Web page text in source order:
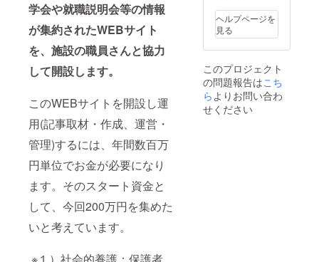
学会や就職説明会等の情報
が集約されたWEBサイト
を、施設の職員さんと協力
して開設します。
このWEBサイトを開設し運
用(記事取材・作成、運営・
管理)するには、年間数百万
円単位でお金が必要になり
ます。そのスタート資金と
して、今回200万円を集めた
いと考えています。
いただ
きま
す。交
通費は
が負担
しま
す。)
ヘルプページを
見る
このプロジェクト
の問題報告はこち
らよりお問い合わ
せください